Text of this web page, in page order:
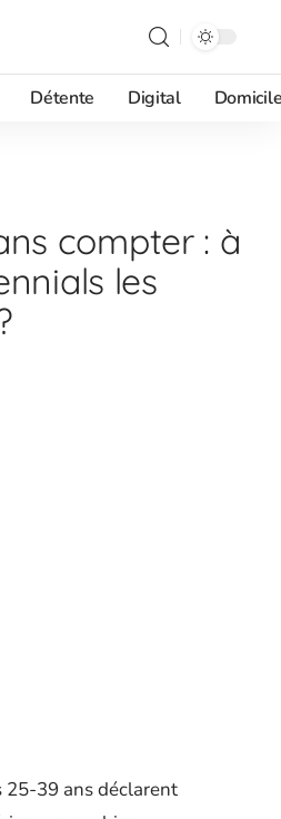
Détente Digital
compter : à
les
25-39 ans déclarent